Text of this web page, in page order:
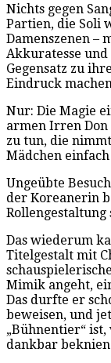
Nichts gegen
Partien, die Soli
Damenszenen –
Akkuratesse und
Gegensatz zu
Eindruck
Nur: Die Magie
armen Irren
zu tun, die
Mädchen
Ungeübte
der Koreanerin
Rollengestaltung
Das wiederum
Titelgestalt mit
Mimik angeht,
Das durfte er
beweisen, und
„Bühnentier“
dankbar beknien